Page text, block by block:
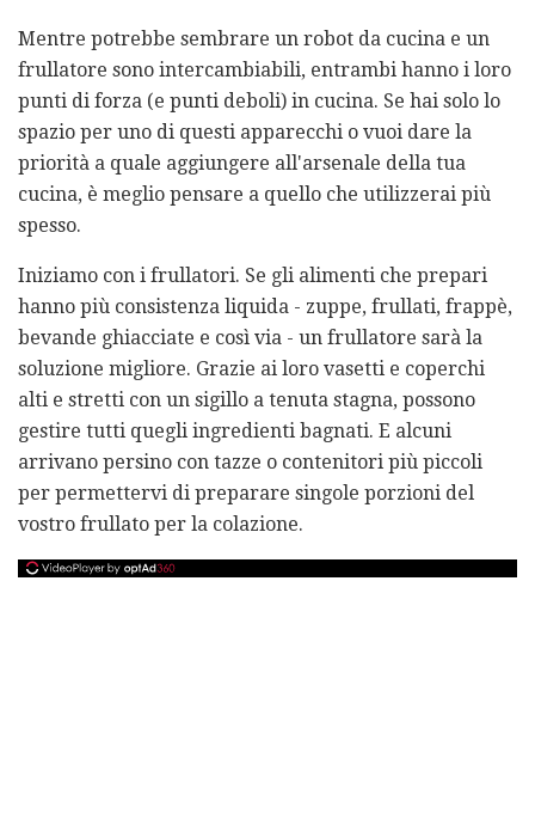
Mentre potrebbe sembrare un robot da cucina e un
frullatore sono intercambiabili, entrambi hanno i loro
punti di forza (e punti deboli) in cucina. Se hai solo lo
spazio per uno di questi apparecchi o vuoi dare la
priorità a quale aggiungere all'arsenale della tua
cucina, è meglio pensare a quello che utilizzerai più
spesso.
Iniziamo con i frullatori. Se gli alimenti che prepari
hanno più consistenza liquida - zuppe, frullati, frappè,
bevande ghiacciate e così via - un frullatore sarà la
soluzione migliore. Grazie ai loro vasetti e coperchi
alti e stretti con un sigillo a tenuta stagna, possono
gestire tutti quegli ingredienti bagnati. E alcuni
arrivano persino con tazze o contenitori più piccoli
per permettervi di preparare singole porzioni del
vostro frullato per la colazione.